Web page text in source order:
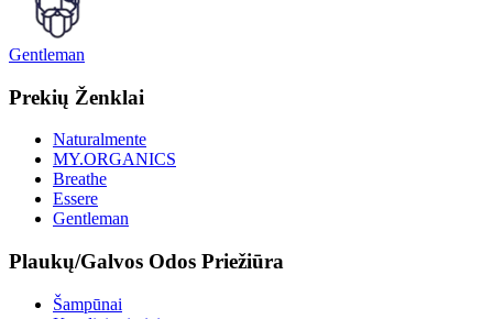
Gentleman
Prekių Ženklai
Naturalmente
MY.ORGANICS
Breathe
Essere
Gentleman
Plaukų/Galvos Odos Priežiūra
Šampūnai